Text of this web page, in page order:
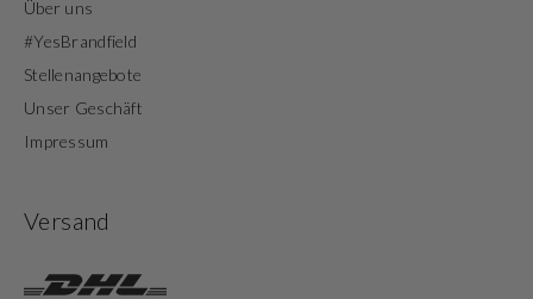
Über uns
#YesBrandfield
Stellenangebote
Unser Geschäft
Impressum
Versand